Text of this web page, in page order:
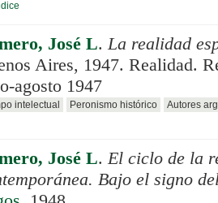
José L.La realidad
Aires, 1947. Realidad.
agosto 1947
intelectual Peronismo histórico Autores
José L.El ciclo de la
Bajo el signo